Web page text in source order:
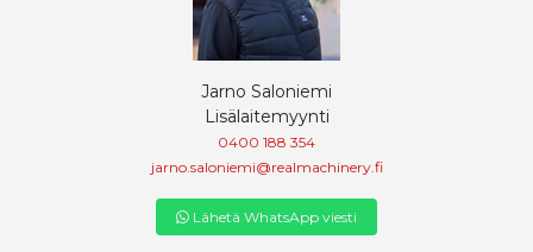
Jarno Saloniemi
Lisälaitemyynti
0400 188 354
jarno.saloniemi@realmachinery.fi
Lähetä WhatsApp viesti